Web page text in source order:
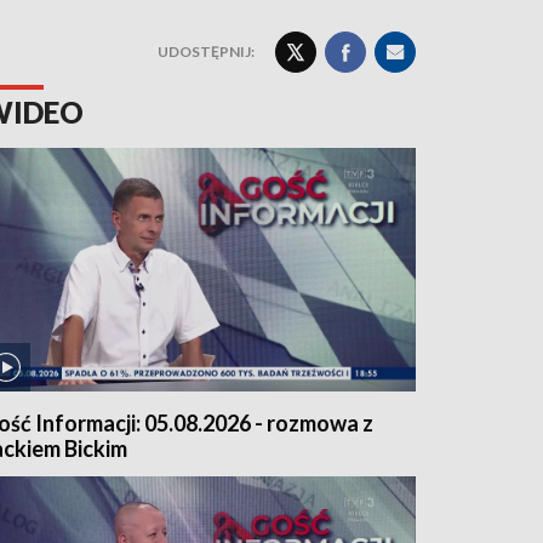
UDOSTĘPNIJ:
Informacji: 05.08.2026 - rozmowa z
Bickim